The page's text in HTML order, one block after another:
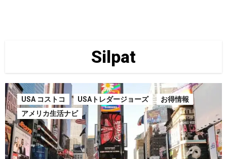
Silpat
USA コストコ USAトレダージョーズ
お得情報
アメリカ生活ナビ